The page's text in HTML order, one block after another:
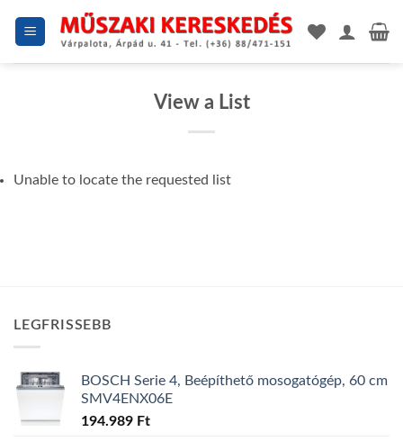
View a List
Unable to locate the requested list
LEGFRISSEBB
BOSCH Serie 4, Beépíthető mosogatógép, 60 cm
SMV4ENX06E
194.989 Ft